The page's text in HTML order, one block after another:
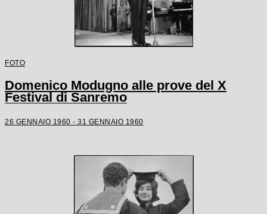
FOTO
Domenico Modugno alle prove del X
Festival di Sanremo
26 GENNAIO 1960 - 31 GENNAIO 1960